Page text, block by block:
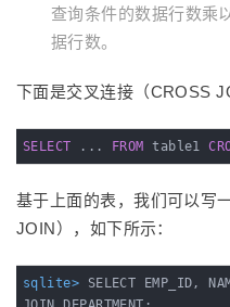
查询条件的数据行数乘
据行数。
下面是交叉连接（CROSS
SELECT ... FROM table1
基于上面的表，我们可以写
JOIN），如下所示：
sqlite> SELECT EMP_ID,